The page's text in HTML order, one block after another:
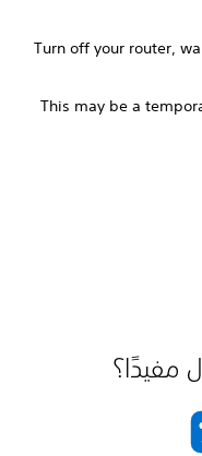
Turn off your router,
This may be a
مفيدًا؟